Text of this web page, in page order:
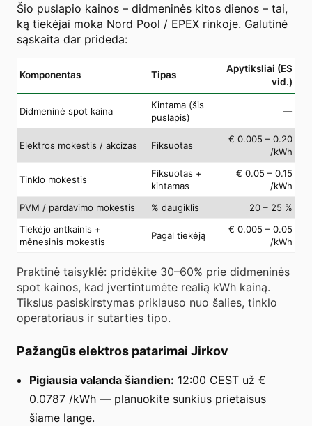
Šio puslapio kainos – didmeninės kitos dienos – tai,
ką tiekėjai moka Nord Pool / EPEX rinkoje. Galutinė
sąskaita dar prideda:
Komponentas Tipas
Apytiksliai (ES
vid.)
Didmeninė spot kaina
Kintama (šis
puslapis)
—
Elektros mokestis / akcizas Fiksuotas
€ 0.005 – 0.20
/kWh
Tinklo mokestis
Fiksuotas +
kintamas
€ 0.05 – 0.15
/kWh
PVM / pardavimo mokestis
% daugiklis
20 – 25 %
Tiekėjo antkainis +
mėnesinis mokestis
Pagal tiekėją
€ 0.005 – 0.05
/kWh
Praktinė taisyklė: pridėkite 30–60% prie didmeninės
spot kainos, kad įvertintumėte realią kWh kainą.
Tikslus pasiskirstymas priklauso nuo šalies, tinklo
operatoriaus ir sutarties tipo.
Pažangūs elektros patarimai Jirkov
Pigiausia valanda šiandien: 12:00 CEST už €
0.0787 /kWh — planuokite sunkius prietaisus
šiame lange.